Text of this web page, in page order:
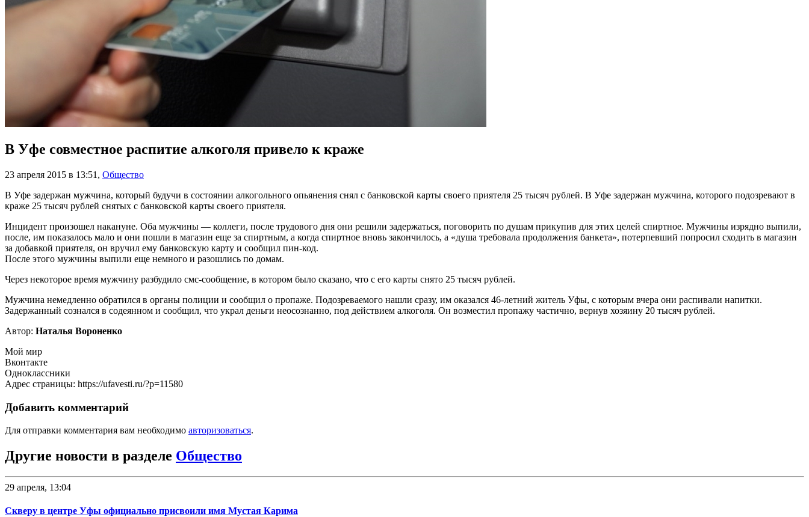
В Уфе совместное распитие алкоголя привело к краже
23 апреля 2015 в 13:51 , Общество
В Уфе задержан мужчина, который будучи в состоянии алкогольного опьянения снял с банковской карты своего приятеля 25 тысяч рублей. В Уфе задержан мужчина, которого подозревают в
краже 25 тысяч рублей снятых с банковской карты своего приятеля.
Инцидент произошел накануне. Оба мужчины — коллеги, после трудового дня они решили задержаться, поговорить по душам прикупив для этих целей спиртное. Мужчины изрядно выпили,
после, им показалось мало и они пошли в магазин еще за спиртным, а когда спиртное вновь закончилось, а «душа требовала продолжения банкета», потерпевший попросил сходить в магазин
за добавкой приятеля, он вручил ему банковскую карту и сообщил пин-код.
После этого мужчины выпили еще немного и разошлись по домам.
Через некоторое время мужчину разбудило смс-сообщение, в котором было сказано, что с его карты снято 25 тысяч рублей.
Мужчина немедленно обратился в органы полиции и сообщил о пропаже. Подозреваемого нашли сразу, им оказался 46-летний житель Уфы, с которым вчера они распивали напитки.
Задержанный сознался в содеянном и сообщил, что украл деньги неосознанно, под действием алкоголя. Он возместил пропажу частично, вернув хозяину 20 тысяч рублей.
Автор: Наталья Вороненко
Мой мир
Вконтакте
Одноклассники
Адрес страницы: https://ufavesti.ru/?p=11580
Добавить комментарий
Для отправки комментария вам необходимо авторизоваться.
Другие новости в разделе Общество
29 апреля, 13:04
Скверу в центре Уфы официально присвоили имя Мустая Карима